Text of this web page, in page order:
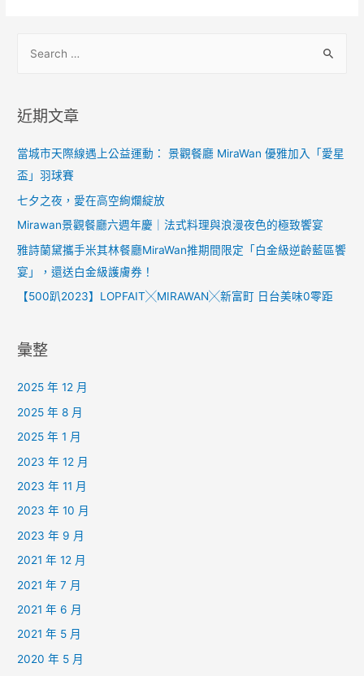
近期文章
當城市天際線遇上公益運動： 景觀餐廳 MiraWan 優雅加入「愛星
盃」羽球賽
七夕之夜，愛在高空絢爛綻放
Mirawan景觀餐廳六週年慶｜法式料理與浪漫夜色的極致饗宴
雅詩蘭黛攜手米其林餐廳MiraWan推期間限定「白金級逆齡藍區饗
宴」，還送白金級護膚券！
【500趴2023】LOPFAIT╳MIRAWAN╳新富町 日台美味0零距
彙整
2025 年 12 月
2025 年 8 月
2025 年 1 月
2023 年 12 月
2023 年 11 月
2023 年 10 月
2023 年 9 月
2021 年 12 月
2021 年 7 月
2021 年 6 月
2021 年 5 月
2020 年 5 月